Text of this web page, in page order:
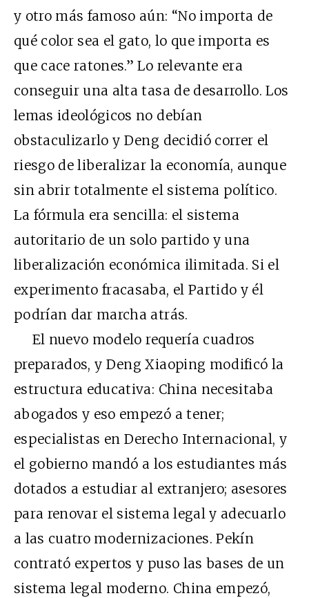
y otro más famoso aún: “No importa de
qué color sea el gato, lo que importa es
que cace ratones.” Lo relevante era
conseguir una alta tasa de desarrollo. Los
lemas ideológicos no debían
obstaculizarlo y Deng decidió correr el
riesgo de liberalizar la economía, aunque
sin abrir totalmente el sistema político.
La fórmula era sencilla: el sistema
autoritario de un solo partido y una
liberalización económica ilimitada. Si el
experimento fracasaba, el Partido y él
podrían dar marcha atrás.
El nuevo modelo requería cuadros
preparados, y Deng Xiaoping modificó la
estructura educativa: China necesitaba
abogados y eso empezó a tener;
especialistas en Derecho Internacional, y
el gobierno mandó a los estudiantes más
dotados a estudiar al extranjero; asesores
para renovar el sistema legal y adecuarlo
a las cuatro modernizaciones. Pekín
contrató expertos y puso las bases de un
sistema legal moderno. China empezó,